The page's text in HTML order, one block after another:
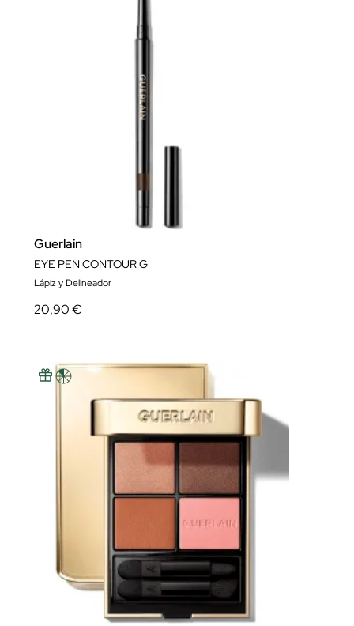
Guerlain
EYE PEN CONTOUR G
Lápiz y Delineador
20,90 €